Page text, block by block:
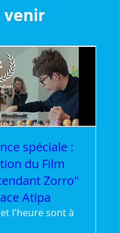
venir
spéciale :
du Film
Zorro"
Atipa
l'heure sont à